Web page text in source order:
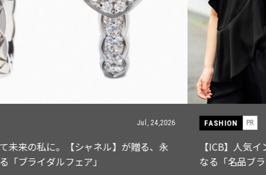
Jul, 15,2026
【ICB】人気インフルエンサーと共同制作! 週5で着たく
なる「名品ブラウス」２選